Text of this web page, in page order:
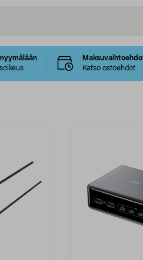
Katso ostoehdot